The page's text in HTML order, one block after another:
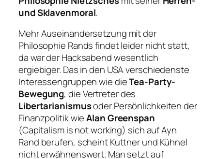
und Sklavenmoral.
Mehr Auseinandersetzung mit der
Philosophie Rands findet leider nicht statt,
da war der Hacksabend wesentlich
ergiebiger. Das in den USA verschiedenste
Interessengruppen wie dieTea-Party-
Bewegung, die Vertreter des
Libertarianismusoder Persönlichkeiten der
Finanzpolitik wieAlan Greenspan
(Capitalism is not working) sich auf Ayn
Rand berufen, scheint Kuttner und Kühnel
nicht erwähnenswert. Man setzt auf